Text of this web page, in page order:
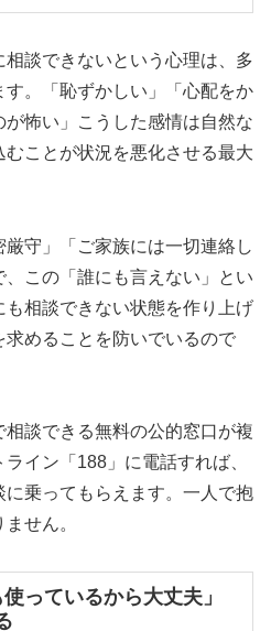
談できないという心理は、多
す。「恥ずかしい」「心配をか
怖い」こうした感情は自然な
むことが状況を悪化させる最大
守」「ご家族には一切連絡し
、この「誰にも言えない」とい
も相談できない状態を作り上げ
めることを防いでいるので
相談できる無料の公的窓口が複
イン「188」に電話すれば、
乗ってもらえます。一人で抱
せん。
っているから大丈夫」